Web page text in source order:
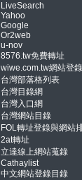
LiveSearch
Yahoo
Google
Or2web
u-nov
8576.tw免費轉址
wiwe.com.tw網站登
台灣部落格列表
台灣目錄網
台灣入口網
台灣網站目錄
FOL轉址登錄與網站
2at轉址
立達線上網站蒐錄
Cathaylist
中文網站登錄目錄